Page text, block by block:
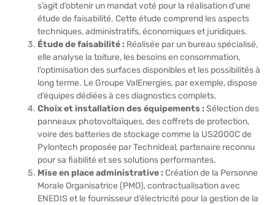
s’agit d’obtenir un mandat voté pour la réalisation d’une
étude de faisabilité. Cette étude comprend les aspects
techniques, administratifs, économiques et juridiques.
Étude de faisabilité : Réalisée par un bureau spécialisé,
elle analyse la toiture, les besoins en consommation,
l’optimisation des surfaces disponibles et les possibilités à
long terme. Le Groupe ValEnergies, par exemple, dispose
d’équipes dédiées à ces diagnostics complets.
Choix et installation des équipements :Sélection des
panneaux photovoltaïques, des coffrets de protection,
voire des batteries de stockage comme la US2000C de
Pylontech proposée par Technideal, partenaire reconnu
pour sa fiabilité et ses solutions performantes.
Mise en place administrative :Création de la Personne
Morale Organisatrice (PMO), contractualisation avec
ENEDIS et le fournisseur d’électricité pour la gestion de la